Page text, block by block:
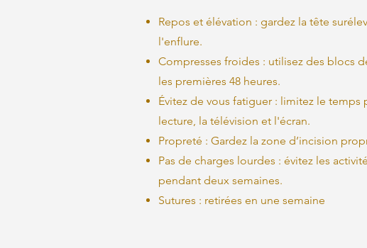
Repos et élévation : gardez la tête
l'enflure.
Compresses froides : utilisez des blocs
les premières 48 heures.
Évitez de vous fatiguer : limitez le temps
lecture, la télévision et l'écran.
Propreté : Gardez la zone d’incision
Pas de charges lourdes : évitez les
pendant deux semaines.
Sutures : retirées en une semaine